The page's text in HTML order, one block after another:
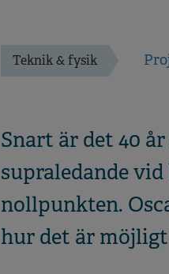
Teknik & fysik
Snart är det 40
supraledande
nollpunkten.
hur det är